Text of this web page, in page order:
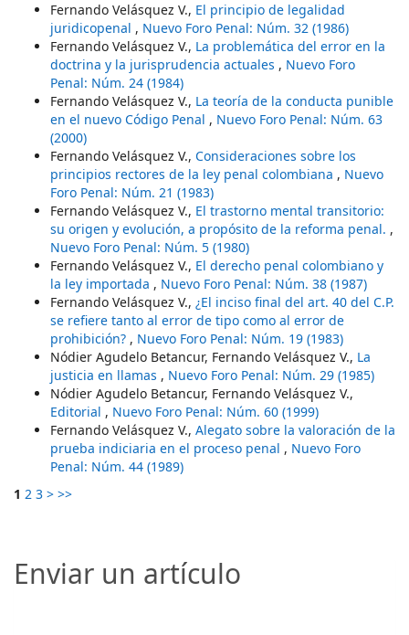
Fernando Velásquez V., El principio de legalidad
juridicopenal , Nuevo Foro Penal: Núm. 32 (1986)
Fernando Velásquez V., La problemática del error en la
doctrina y la jurisprudencia actuales , Nuevo Foro
Penal: Núm. 24 (1984)
Fernando Velásquez V., La teoría de la conducta punible
en el nuevo Código Penal , Nuevo Foro Penal: Núm. 63
(2000)
Fernando Velásquez V., Consideraciones sobre los
principios rectores de la ley penal colombiana , Nuevo
Foro Penal: Núm. 21 (1983)
Fernando Velásquez V., El trastorno mental transitorio:
su origen y evolución, a propósito de la reforma penal. ,
Nuevo Foro Penal: Núm. 5 (1980)
Fernando Velásquez V., El derecho penal colombiano y
la ley importada , Nuevo Foro Penal: Núm. 38 (1987)
Fernando Velásquez V., ¿El inciso final del art. 40 del C.P.
se refiere tanto al error de tipo como al error de
prohibición? , Nuevo Foro Penal: Núm. 19 (1983)
Nódier Agudelo Betancur, Fernando Velásquez V., La
justicia en llamas , Nuevo Foro Penal: Núm. 29 (1985)
Nódier Agudelo Betancur, Fernando Velásquez V.,
Editorial , Nuevo Foro Penal: Núm. 60 (1999)
Fernando Velásquez V., Alegato sobre la valoración de la
prueba indiciaria en el proceso penal , Nuevo Foro
Penal: Núm. 44 (1989)
1 2 3 > >>
Enviar un artículo